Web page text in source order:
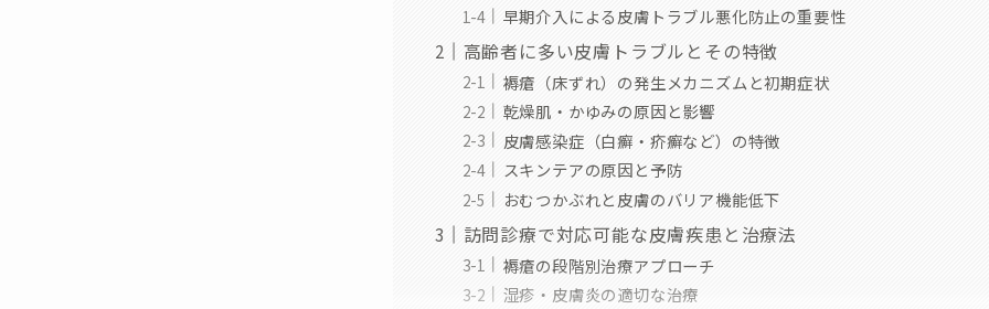
早期介入による皮膚トラブル悪化防止の重要性
高齢者に多い皮膚トラブルとその特徴
褥瘡（床ずれ）の発生メカニズムと初期症状
乾燥肌・かゆみの原因と影響
皮膚感染症（白癬・疥癬など）の特徴
スキンテアの原因と予防
おむつかぶれと皮膚のバリア機能低下
訪問診療で対応可能な皮膚疾患と治療法
褥瘡の段階別治療アプローチ
湿疹・皮膚炎の適切な治療